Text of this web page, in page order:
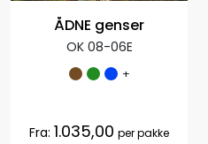
ÅDNE genser
OK 08-06E
+
Fra: 1.035,00 per pakke